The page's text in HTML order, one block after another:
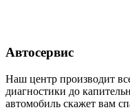
Автосервис
Наш центр производит
диагностики до
автомобиль скажет вам